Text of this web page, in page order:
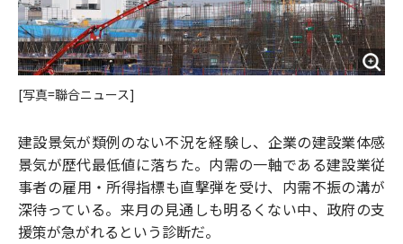
[写真=聯合ニュース]
建設景気が類例のない不況を経験し、企業の建設業体感
景気が歴代最低値に落ちた。内需の一軸である建設業従
事者の雇用・所得指標も直撃弾を受け、内需不振の溝が
深待っている。来月の見通しも明るくない中、政府の支
援策が急がれるという診断だ。